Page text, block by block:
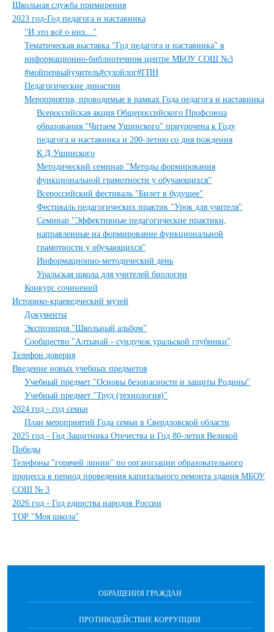
Школьная служба примирения
2023 год-Год педагога и наставника
"И это всё о них..."
Тематическая выставка "Год педагога и наставника" в
информационно-библиотечном центре МБОУ СОШ №3
#мойпервыйучитель#сухойлог#ГПН
Педагогические династии
Мероприятия, проводимые в рамках Года педагога и наставника
Всероссийская акция Общероссийского Профсоюза
образования "Читаем Ушинского" приурочена к Году
педагога и наставника и 200-летию со дня рождения
К.Д.Ушинского
Методический семинар "Методы формирования
функциональной грамотности у обучающихся"
Всероссийский фестиваль "Билет в будущее"
Фестиваль педагогических практик "Урок для учителя"
Семинар "Эффективные педагогические практики,
направленные на формирование функциональной
грамотности у обучающихся"
Информационно-методический день
Уральская школа для учителей биологии
Конкурс сочинений
Историко-краеведческий музей
Документы
Экспозиция "Школьный альбом"
Сообщество "Алтынай - сундучок уральской глубинки"
Телефон доверия
Введение новых учебных предметов
Учебный предмет "Основы безопасности и защиты Родины"
Учебный предмет "Труд (технология)"
2024 год - год семьи
План мероприятий Года семьи в Свердловской области
2025 год - Год Защитника Отечества и Год 80-летия Великой
Победы
Телефоны "горячей линии" по организации образовательного
процесса в период проведения капитального ремонта здания МБОУ
СОШ № 3
2026 год - Год единства народов России
ТОР "Моя школа"
ОБРАЩЕНИЯ ГРАЖДАН
ПРОТИВОДЕЙСТВИЕ КОРРУПЦИИ